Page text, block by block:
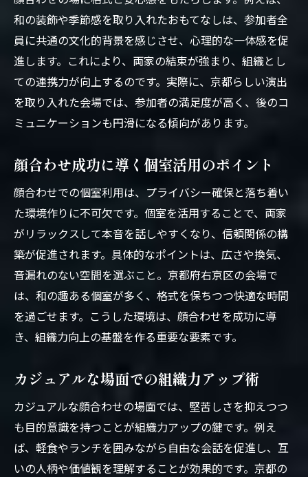
和の装飾や季節感を取り入れたおもてなしは、参加者全
員に共通の文化的背景を感じさせ、心理的な一体感を促
進します。これにより、両家の結束が強まり、組織とし
ての連携力が向上するのです。実際に、京都らしい演出
を取り入れた会場では、参加者の満足度が高く、後のコ
ミュニケーションも円滑になる傾向があります。
顔合わせ成功に導く個室活用のポイント
顔合わせでの個室利用は、プライバシー確保と落ち着い
た環境作りに不可欠です。個室を活用することで、両家
がリラックスして本音を話しやすくなり、信頼関係の構
築が促進されます。具体的なポイントは、広さや換気、
音漏れのない空間を選ぶこと。京都府右京区の会場で
は、和の趣ある個室が多く、格式を保ちつつ快適な時間
を過ごせます。こうした環境は、顔合わせを成功に導
き、組織力向上の基盤を作る重要な要素です。
カジュアルな場面での組織力アップ術
カジュアルな顔合わせの場面では、堅苦しさを抑えつつ
も目的意識を持つことが組織力アップの鍵です。例え
ば、軽食やランチを囲みながら自由な会話を促進し、互
いの人柄や価値観を理解することが効果的です。京都の